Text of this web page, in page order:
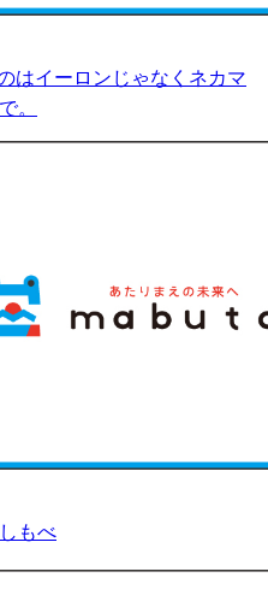
はイーロンじゃなくネカマ
。
もべ